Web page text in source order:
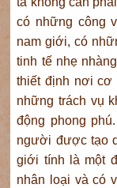
có những công
nam giới, có
tinh tế nhẹ
thiết định nơi cơ
những trách vụ
động phong
người được tạo
giới tính là một
nhân loại và có